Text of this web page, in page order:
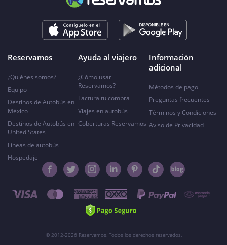
Reservamos
¿Quiénes somos?
Equipo
Destinos de Autobús en
México
Destinos de Autobús en
United States
Líneas de autobús
Hospedaje
Ayuda al viajero
¿Cómo usar
Reservamos?
Factura tu compra
Viajes en autobús
Coberturas Reservamos
Información
adicional
Métodos de pago
Preguntas frecuentes
Términos y Condiciones
Aviso de Privacidad
© 2012-2026 Reservamos. Todos los derechos reservados.